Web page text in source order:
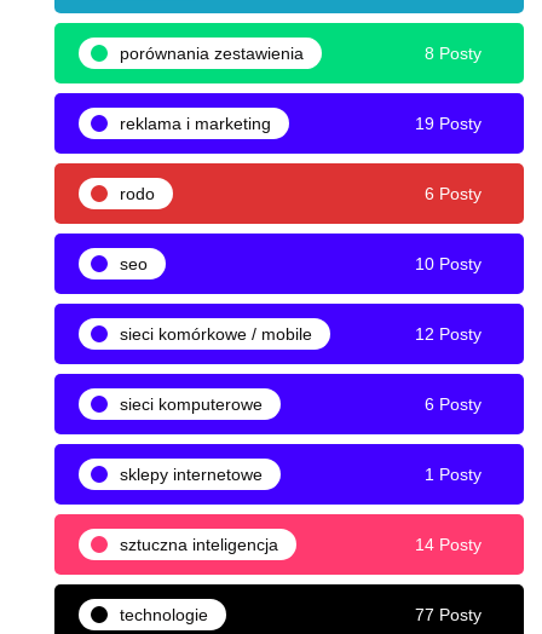
porównania zestawienia 8 Posty
reklama i marketing 19 Posty
rodo 6 Posty
seo 10 Posty
sieci komórkowe / mobile 12 Posty
sieci komputerowe 6 Posty
sklepy internetowe 1 Posty
sztuczna inteligencja 14 Posty
technologie 77 Posty